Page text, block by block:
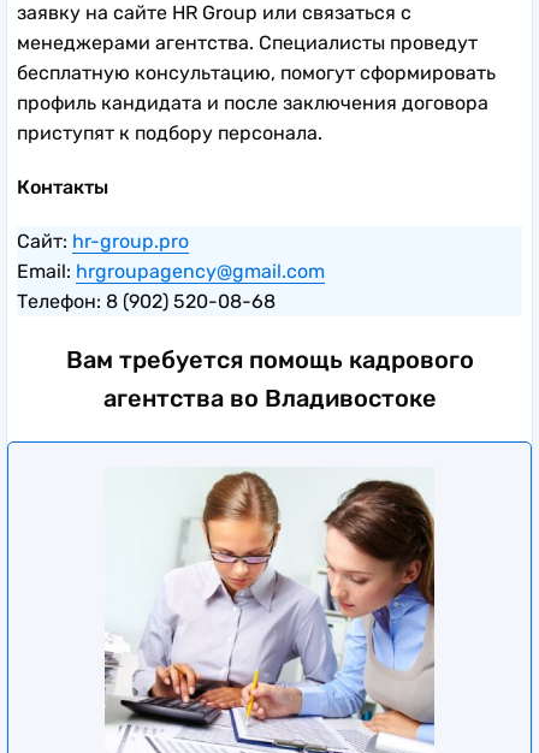
заявку на сайте HR Group или связаться с
менеджерами агентства. Специалисты проведут
бесплатную консультацию, помогут сформировать
профиль кандидата и после заключения договора
приступят к подбору персонала.
Контакты
Сайт: hr-group.pro
Email: hrgroupagency@gmail.com
Телефон: 8 (902) 520-08-68
Вам требуется помощь кадрового
агентства во Владивостоке